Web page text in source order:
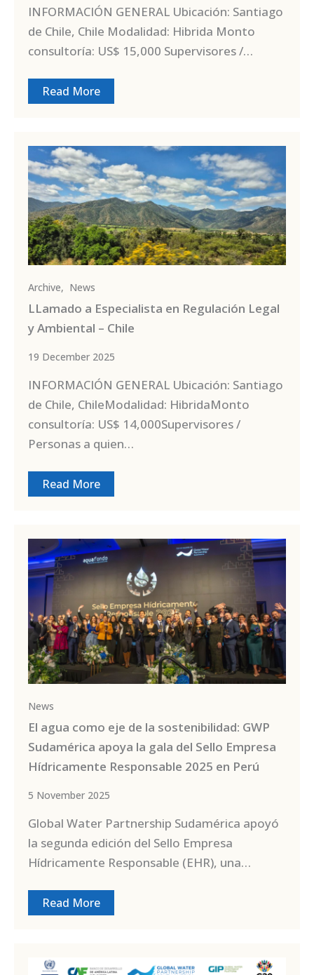
INFORMACIÓN GENERAL Ubicación: Santiago
de Chile, Chile Modalidad: Hibrida Monto
consultoría: US$ 15,000 Supervisores /…
Read More
Archive, News
LLamado a Especialista en Regulación Legal
y Ambiental – Chile
19 December 2025
INFORMACIÓN GENERAL Ubicación: Santiago
de Chile, ChileModalidad: HibridaMonto
consultoría: US$ 14,000Supervisores /
Personas a quien…
Read More
News
El agua como eje de la sostenibilidad: GWP
Sudamérica apoya la gala del Sello Empresa
Hídricamente Responsable 2025 en Perú
5 November 2025
Global Water Partnership Sudamérica apoyó
la segunda edición del Sello Empresa
Hídricamente Responsable (EHR), una…
Read More